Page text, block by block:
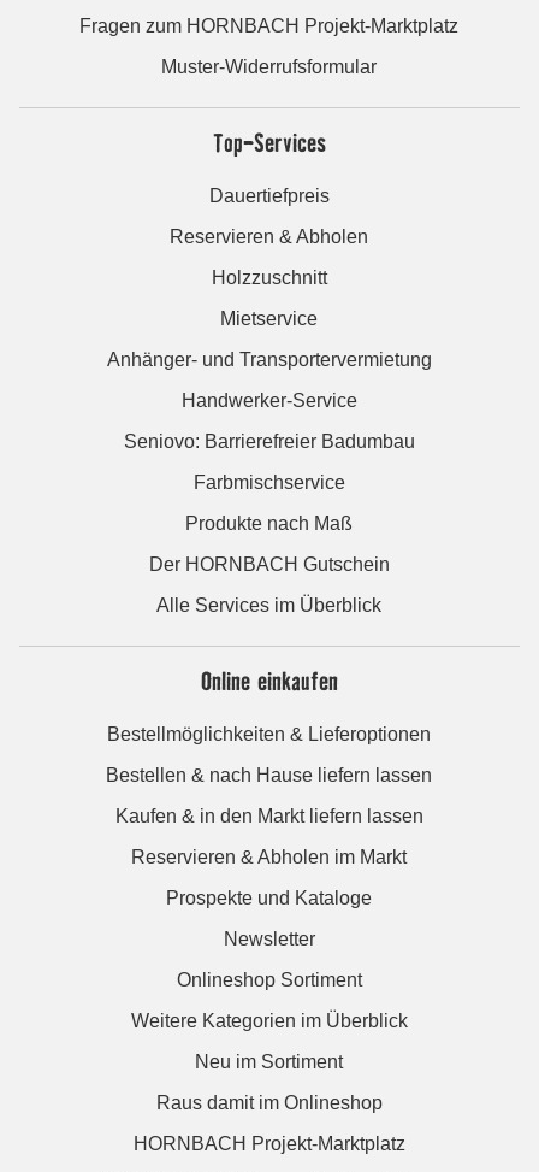
Fragen zum HORNBACH Projekt-Marktplatz
Muster-Widerrufsformular
Top-Services
Dauertiefpreis
Reservieren & Abholen
Holzzuschnitt
Mietservice
Anhänger- und Transportervermietung
Handwerker-Service
Seniovo: Barrierefreier Badumbau
Farbmischservice
Produkte nach Maß
Der HORNBACH Gutschein
Alle Services im Überblick
Online einkaufen
Bestellmöglichkeiten & Lieferoptionen
Bestellen & nach Hause liefern lassen
Kaufen & in den Markt liefern lassen
Reservieren & Abholen im Markt
Prospekte und Kataloge
Newsletter
Onlineshop Sortiment
Weitere Kategorien im Überblick
Neu im Sortiment
Raus damit im Onlineshop
HORNBACH Projekt-Marktplatz